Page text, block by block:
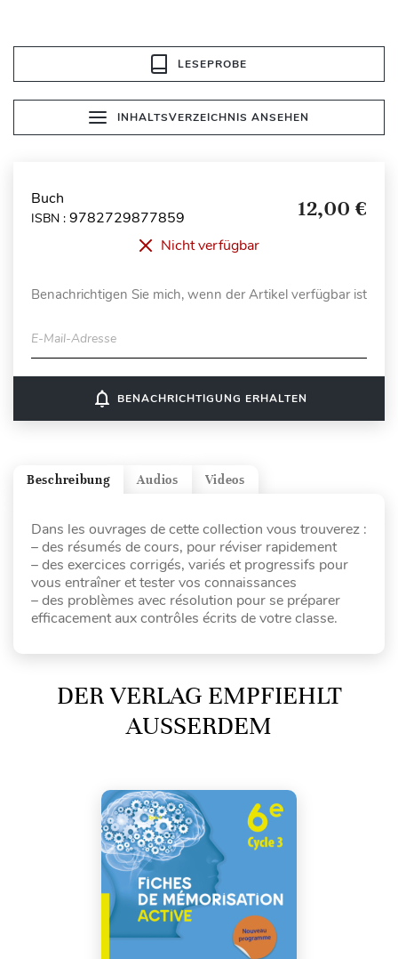
LESEPROBE
INHALTSVERZEICHNIS ANSEHEN
Buch
ISBN : 9782729877859 12,00 €
Nicht verfügbar
Benachrichtigen Sie mich, wenn der Artikel verfügbar ist
E-Mail-Adresse
notifications_none BENACHRICHTIGUNG ERHALTEN
Videos
Audios
Beschreibung
Dans les ouvrages de cette collection vous trouverez :
– des résumés de cours, pour réviser rapidement
– des exercices corrigés, variés et progressifs pour
vous entraîner et tester vos connaissances
– des problèmes avec résolution pour se préparer
efficacement aux contrôles écrits de votre classe.
DER VERLAG EMPFIEHLT
AUSSERDEM